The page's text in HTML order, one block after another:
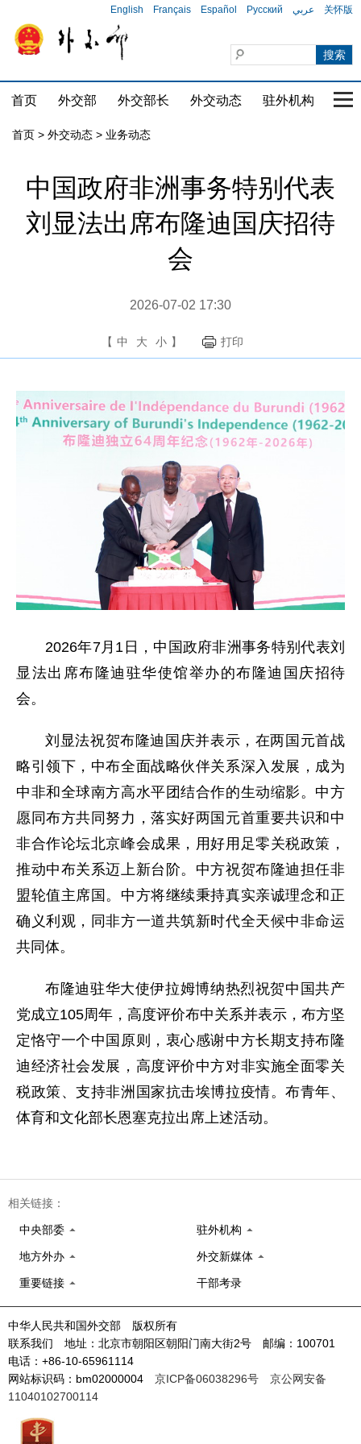
English Français Español Русский عربي 关怀版
首页 外交部 外交部长 外交动态 驻外机构 国
首页 > 外交动态 > 业务动态
中国政府非洲事务特别代表
刘显法出席布隆迪国庆招待
会
2026-07-02 17:30
【 中 大 小 】 打印
2026年7月1日，中国政府非洲事务特别代表刘
显法出席布隆迪驻华使馆举办的布隆迪国庆招待
会。
刘显法祝贺布隆迪国庆并表示，在两国元首战
略引领下，中布全面战略伙伴关系深入发展，成为
中非和全球南方高水平团结合作的生动缩影。中方
愿同布方共同努力，落实好两国元首重要共识和中
非合作论坛北京峰会成果，用好用足零关税政策，
推动中布关系迈上新台阶。中方祝贺布隆迪担任非
盟轮值主席国。中方将继续秉持真实亲诚理念和正
确义利观，同非方一道共筑新时代全天候中非命运
共同体。
布隆迪驻华大使伊拉姆博纳热烈祝贺中国共产
党成立105周年，高度评价布中关系并表示，布方坚
定恪守一个中国原则，衷心感谢中方长期支持布隆
迪经济社会发展，高度评价中方对非实施全面零关
税政策、支持非洲国家抗击埃博拉疫情。布青年、
体育和文化部长恩塞克拉出席上述活动。
相关链接：
中央部委 驻外机构
地方外办 外交新媒体
重要链接 干部考录
中华人民共和国外交部 版权所有
联系我们 地址：北京市朝阳区朝阳门南大街2号 邮编：100701
电话：+86-10-65961114
网站标识码：bm02000004 京ICP备06038296号
京公网安备
11040102700114